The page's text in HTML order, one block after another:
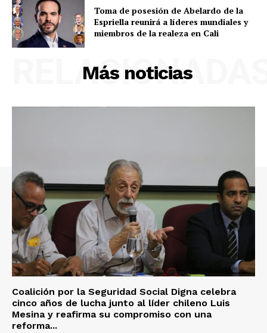
Toma de posesión de Abelardo de la
Espriella reunirá a líderes mundiales y
miembros de la realeza en Cali
Más noticias
Coalición por la Seguridad Social Digna celebra
cinco años de lucha junto al líder chileno Luis
Mesina y reafirma su compromiso con una
reforma...